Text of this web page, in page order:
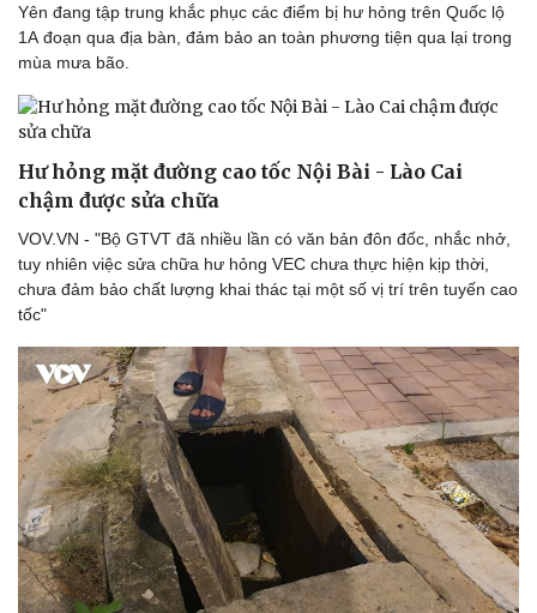
Yên đang tập trung khắc phục các điểm bị hư hỏng trên Quốc lộ
1A đoạn qua địa bàn, đảm bảo an toàn phương tiện qua lại trong
mùa mưa bão.
Hư hỏng mặt đường cao tốc Nội Bài - Lào Cai
chậm được sửa chữa
VOV.VN - "Bộ GTVT đã nhiều lần có văn bản đôn đốc, nhắc nhở,
tuy nhiên việc sửa chữa hư hỏng VEC chưa thực hiện kịp thời,
chưa đảm bảo chất lượng khai thác tại một số vị trí trên tuyến cao
tốc"